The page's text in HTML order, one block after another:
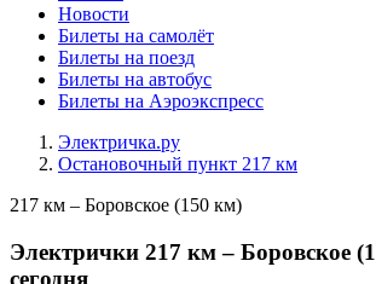
Новости
Билеты на самолёт
Билеты на поезд
Билеты на автобус
Билеты на Аэроэкспресс
Электричка.ру
Остановочный пункт 217 км
217 км – Боровское (150 км)
Электрички 217 км – Боровское
сегодня